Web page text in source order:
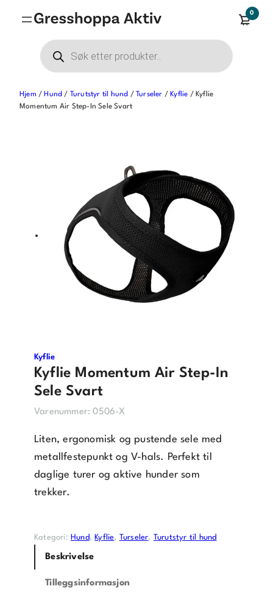
0
Products
search
Hjem /Hund / Turutstyr til hund / Turseler /Kyflie / Kyflie
Momentum Air Step-In Sele Svart
Kyflie
Kyflie Momentum Air Step-In
Sele Svart
Varenummer: 0506-X
Liten, ergonomisk og pustende sele med
metallfestepunkt og V-hals. Perfekt til
daglige turer og aktive hunder som
trekker.
Kategori: Hund, Kyflie, Turseler, Turutstyr til hund
Beskrivelse
Tilleggsinformasjon